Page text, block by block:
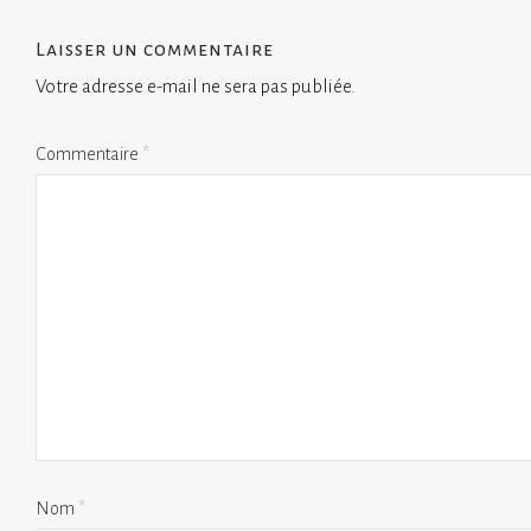
Laisser un commentaire
Votre adresse e-mail ne sera pas publiée.
Commentaire *
Nom *